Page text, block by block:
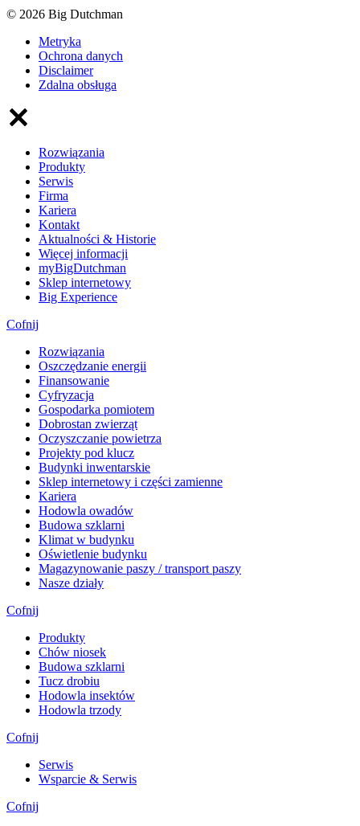
© 2026 Big Dutchman
Metryka
Ochrona danych
Disclaimer
Zdalna obsługa
Rozwiązania
Produkty
Serwis
Firma
Kariera
Kontakt
Aktualności & Historie
Więcej informacji
myBigDutchman
Sklep internetowy
Big Experience
Cofnij
Rozwiązania
​Oszczędzanie energii
Finansowanie
Cyfryzacja
Gospodarka pomiotem
Dobrostan zwierząt
Oczyszczanie powietrza
Projekty pod klucz
Budynki inwentarskie
Sklep internetowy i części zamienne
Kariera
Hodowla owadów
Budowa szklarni
Klimat w budynku
Oświetlenie budynku
Magazynowanie paszy / transport paszy
Nasze działy
Cofnij
Produkty
Chów niosek
Budowa szklarni
Tucz drobiu
Hodowla insektów
Hodowla trzody
Cofnij
Serwis
Wsparcie & Serwis
Cofnij